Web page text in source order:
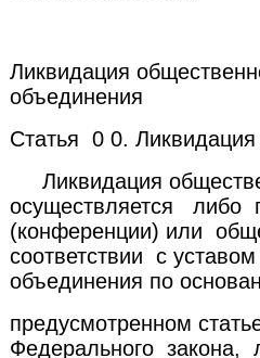
Ликвидация
объединения
Статья 0 0.
Ликвидация
осуществляется либо
(конференции) или
соответствии с
объединения по
предусмотренном
Федерального закона,